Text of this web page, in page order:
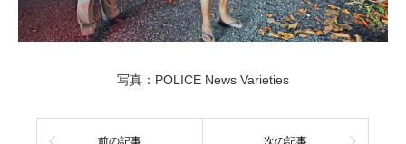
写真：POLICE News Varieties
前の記事 次の記事